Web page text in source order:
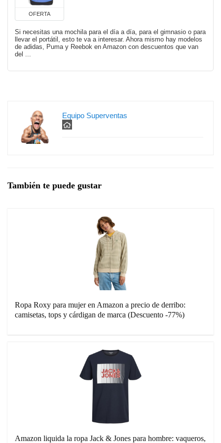
OFERTA
Si necesitas una mochila para el día a día, para el gimnasio o para
llevar el portátil, esto te va a interesar. Ahora mismo hay modelos
de adidas, Puma y Reebok en Amazon con descuentos que van
del ...
Equipo Superventas
También te puede gustar
Ropa Roxy para mujer en Amazon a precio de derribo:
camisetas, tops y cárdigan de marca (Descuento -77%)
Amazon liquida la ropa Jack & Jones para hombre: vaqueros,